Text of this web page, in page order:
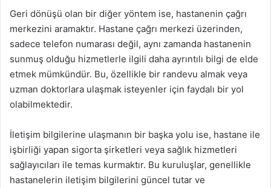
Geri dönüşü olan bir diğer yöntem ise, hastanenin çağrı
merkezini aramaktır. Hastane çağrı merkezi üzerinden,
sadece telefon numarası değil, aynı zamanda hastanenin
sunmuş olduğu hizmetlerle ilgili daha ayrıntılı bilgi de elde
etmek mümkündür. Bu, özellikle bir randevu almak veya
uzman doktorlara ulaşmak isteyenler için faydalı bir yol
olabilmektedir.
İletişim bilgilerine ulaşmanın bir başka yolu ise, hastane ile
işbirliği yapan sigorta şirketleri veya sağlık hizmetleri
sağlayıcıları ile temas kurmaktır. Bu kuruluşlar, genellikle
hastanelerin iletişim bilgilerini güncel tutar ve